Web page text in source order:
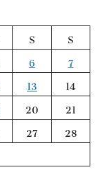
S
S
6
7
13
14
20
21
27
28